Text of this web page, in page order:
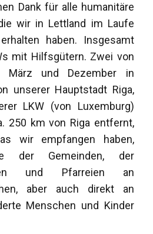
Dank für alle humanitäre
wir in Lettland im Laufe
haben. Insgesamt
mit Hilfsgütern. Zwei von
März und Dezember in
unserer Hauptstadt Riga,
LKW (von Luxemburg)
250 km von Riga entfernt,
wir empfangen haben,
der Gemeinden, der
und Pfarreien an
aber auch direkt an
Menschen und Kinder